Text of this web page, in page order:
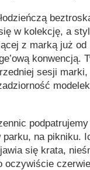
w kolekcję, a
z marką już
konwencją.
sesji
na pikniku.
się krata,
oczywiście